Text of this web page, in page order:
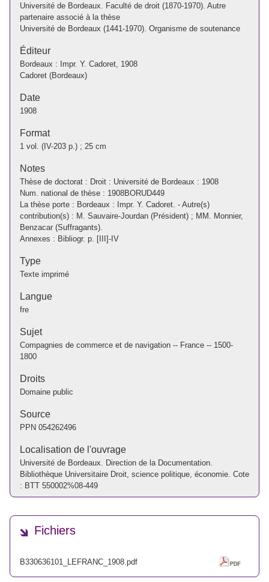
Université de Bordeaux. Faculté de droit (1870-1970). Autre
partenaire associé à la thèse
Université de Bordeaux (1441-1970). Organisme de soutenance
Éditeur
Bordeaux : Impr. Y. Cadoret, 1908
Cadoret (Bordeaux)
Date
1908
Format
1 vol. (IV-203 p.) ; 25 cm
Notes
Thèse de doctorat : Droit : Université de Bordeaux : 1908
Num. national de thèse : 1908BORUD449
La thèse porte : Bordeaux : Impr. Y. Cadoret. - Autre(s)
contribution(s) : M. Sauvaire-Jourdan (Président) ; MM. Monnier,
Benzacar (Suffragants).
Annexes : Bibliogr. p. [III]-IV
Type
Texte imprimé
Langue
fre
Sujet
Compagnies de commerce et de navigation -- France -- 1500-
1800
Droits
Domaine public
Source
PPN 054262496
Localisation de l'ouvrage
Université de Bordeaux. Direction de la Documentation.
Bibliothèque Universitaire Droit, science politique, économie. Cote
: BTT 550002%08-449
Fichiers
B330636101_LEFRANC_1908.pdf